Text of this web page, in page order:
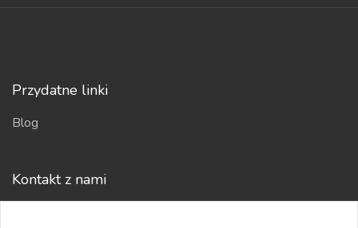
Przydatne linki
Blog
Kontakt z nami